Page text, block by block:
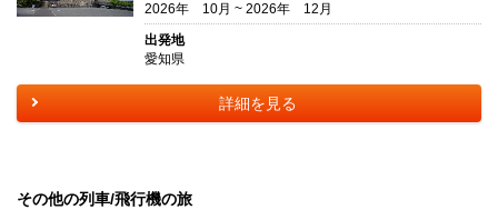
2026年 10月 ~ 2026年 12月
出発地
愛知県
詳細を見る
その他の列車/飛行機の旅